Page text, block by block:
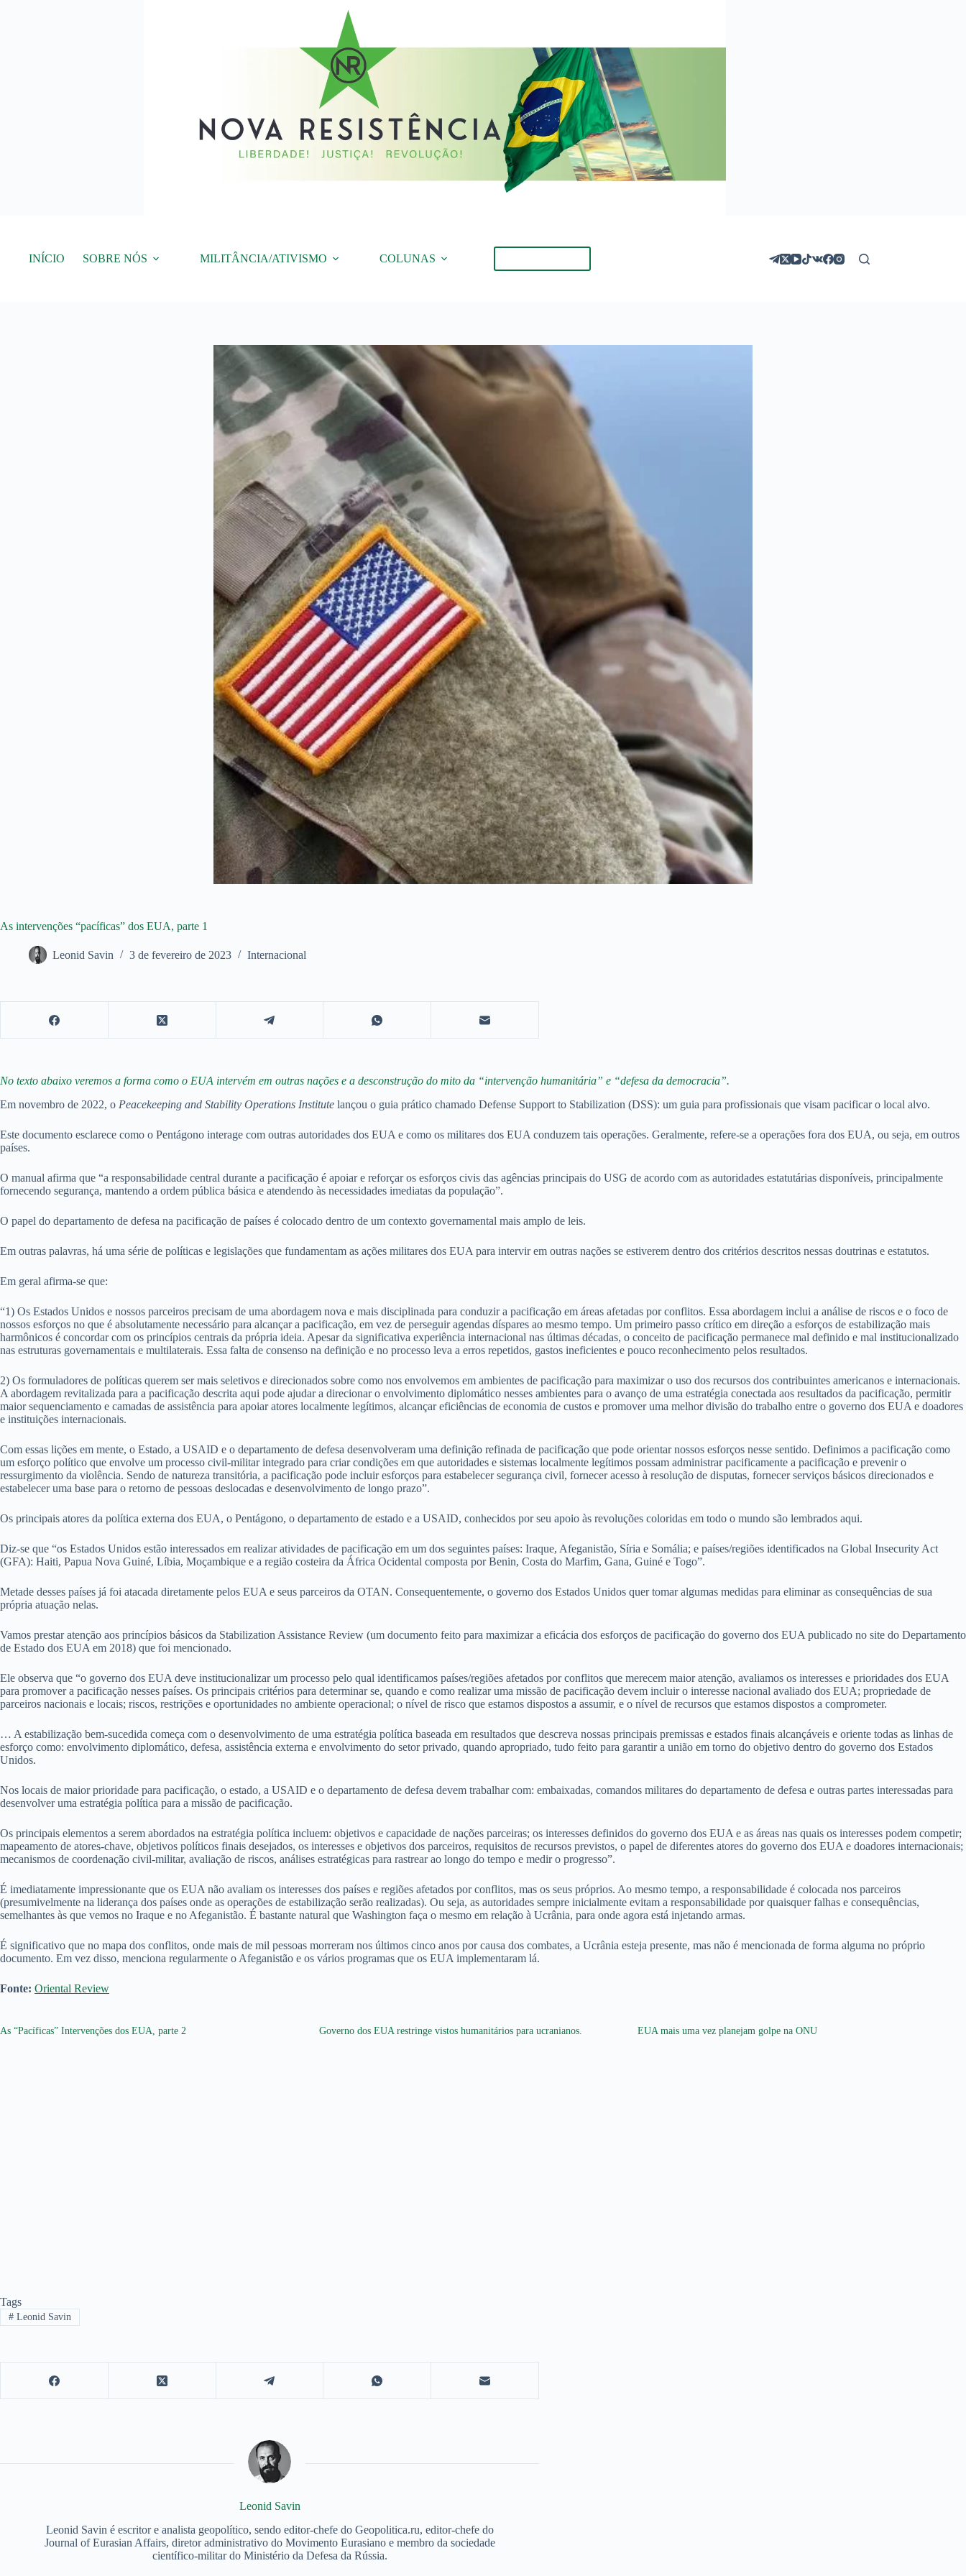
INÍCIO SOBRE NÓS MILITÂNCIA/ATIVISMO COLUNAS
As intervenções “pacíficas” dos EUA, parte 1
Leonid Savin 3 de fevereiro de 2023 Internacional
No texto abaixo veremos a forma como o EUA intervém em outras nações e a desconstrução do mito da “intervenção humanitária” e “defesa da democracia”.
Em novembro de 2022, o Peacekeeping and Stability Operations Institute lançou o guia prático chamado Defense Support to Stabilization (DSS): um guia para profissionais que visam pacificar o local alvo.
Este documento esclarece como o Pentágono interage com outras autoridades dos EUA e como os militares dos EUA conduzem tais operações. Geralmente, refere-se a operações fora dos EUA, ou seja, em outros
países.
O manual afirma que “a responsabilidade central durante a pacificação é apoiar e reforçar os esforços civis das agências principais do USG de acordo com as autoridades estatutárias disponíveis, principalmente
fornecendo segurança, mantendo a ordem pública básica e atendendo às necessidades imediatas da população”.
O papel do departamento de defesa na pacificação de países é colocado dentro de um contexto governamental mais amplo de leis.
Em outras palavras, há uma série de políticas e legislações que fundamentam as ações militares dos EUA para intervir em outras nações se estiverem dentro dos critérios descritos nessas doutrinas e estatutos.
Em geral afirma-se que:
“1) Os Estados Unidos e nossos parceiros precisam de uma abordagem nova e mais disciplinada para conduzir a pacificação em áreas afetadas por conflitos. Essa abordagem inclui a análise de riscos e o foco de
nossos esforços no que é absolutamente necessário para alcançar a pacificação, em vez de perseguir agendas díspares ao mesmo tempo. Um primeiro passo crítico em direção a esforços de estabilização mais
harmônicos é concordar com os princípios centrais da própria ideia. Apesar da significativa experiência internacional nas últimas décadas, o conceito de pacificação permanece mal definido e mal institucionalizado
nas estruturas governamentais e multilaterais. Essa falta de consenso na definição e no processo leva a erros repetidos, gastos ineficientes e pouco reconhecimento pelos resultados.
2) Os formuladores de políticas querem ser mais seletivos e direcionados sobre como nos envolvemos em ambientes de pacificação para maximizar o uso dos recursos dos contribuintes americanos e internacionais.
A abordagem revitalizada para a pacificação descrita aqui pode ajudar a direcionar o envolvimento diplomático nesses ambientes para o avanço de uma estratégia conectada aos resultados da pacificação, permitir
maior sequenciamento e camadas de assistência para apoiar atores localmente legítimos, alcançar eficiências de economia de custos e promover uma melhor divisão do trabalho entre o governo dos EUA e doadores
e instituições internacionais.
Com essas lições em mente, o Estado, a USAID e o departamento de defesa desenvolveram uma definição refinada de pacificação que pode orientar nossos esforços nesse sentido. Definimos a pacificação como
um esforço político que envolve um processo civil-militar integrado para criar condições em que autoridades e sistemas localmente legítimos possam administrar pacificamente a pacificação e prevenir o
ressurgimento da violência. Sendo de natureza transitória, a pacificação pode incluir esforços para estabelecer segurança civil, fornecer acesso à resolução de disputas, fornecer serviços básicos direcionados e
estabelecer uma base para o retorno de pessoas deslocadas e desenvolvimento de longo prazo”.
Os principais atores da política externa dos EUA, o Pentágono, o departamento de estado e a USAID, conhecidos por seu apoio às revoluções coloridas em todo o mundo são lembrados aqui.
Diz-se que “os Estados Unidos estão interessados ​​em realizar atividades de pacificação em um dos seguintes países: Iraque, Afeganistão, Síria e Somália; e países/regiões identificados na Global Insecurity Act
(GFA): Haiti, Papua Nova Guiné, Líbia, Moçambique e a região costeira da África Ocidental composta por Benin, Costa do Marfim, Gana, Guiné e Togo”.
Metade desses países já foi atacada diretamente pelos EUA e seus parceiros da OTAN. Consequentemente, o governo dos Estados Unidos quer tomar algumas medidas para eliminar as consequências de sua
própria atuação nelas.
Vamos prestar atenção aos princípios básicos da Stabilization Assistance Review (um documento feito para maximizar a eficácia dos esforços de pacificação do governo dos EUA publicado no site do Departamento
de Estado dos EUA em 2018) que foi mencionado.
Ele observa que “o governo dos EUA deve institucionalizar um processo pelo qual identificamos países/regiões afetados por conflitos que merecem maior atenção, avaliamos os interesses e prioridades dos EUA
para promover a pacificação nesses países. Os principais critérios para determinar se, quando e como realizar uma missão de pacificação devem incluir o interesse nacional avaliado dos EUA; propriedade de
parceiros nacionais e locais; riscos, restrições e oportunidades no ambiente operacional; o nível de risco que estamos dispostos a assumir, e o nível de recursos que estamos dispostos a comprometer.
… A estabilização bem-sucedida começa com o desenvolvimento de uma estratégia política baseada em resultados que descreva nossas principais premissas e estados finais alcançáveis ​​e oriente todas as linhas de
esforço como: envolvimento diplomático, defesa, assistência externa e envolvimento do setor privado, quando apropriado, tudo feito para garantir a união em torno do objetivo dentro do governo dos Estados
Unidos.
Nos locais de maior prioridade para pacificação, o estado, a USAID e o departamento de defesa devem trabalhar com: embaixadas, comandos militares do departamento de defesa e outras partes interessadas para
desenvolver uma estratégia política para a missão de pacificação.
Os principais elementos a serem abordados na estratégia política incluem: objetivos e capacidade de nações parceiras; os interesses definidos do governo dos EUA e as áreas nas quais os interesses podem competir;
mapeamento de atores-chave, objetivos políticos finais desejados, os interesses e objetivos dos parceiros, requisitos de recursos previstos, o papel de diferentes atores do governo dos EUA e doadores internacionais;
mecanismos de coordenação civil-militar, avaliação de riscos, análises estratégicas para rastrear ao longo do tempo e medir o progresso”.
É imediatamente impressionante que os EUA não avaliam os interesses dos países e regiões afetados por conflitos, mas os seus próprios. Ao mesmo tempo, a responsabilidade é colocada nos parceiros
(presumivelmente na liderança dos países onde as operações de estabilização serão realizadas). Ou seja, as autoridades sempre inicialmente evitam a responsabilidade por quaisquer falhas e consequências,
semelhantes às que vemos no Iraque e no Afeganistão. É bastante natural que Washington faça o mesmo em relação à Ucrânia, para onde agora está injetando armas.
É significativo que no mapa dos conflitos, onde mais de mil pessoas morreram nos últimos cinco anos por causa dos combates, a Ucrânia esteja presente, mas não é mencionada de forma alguma no próprio
documento. Em vez disso, menciona regularmente o Afeganistão e os vários programas que os EUA implementaram lá.
Fonte: Oriental Review
As “Pacíficas” Intervenções dos EUA, parte 2 Governo dos EUA restringe vistos humanitários para ucranianos. EUA mais uma vez planejam golpe na ONU
Tags
#Leonid Savin
Leonid Savin
Leonid Savin é escritor e analista geopolítico, sendo editor-chefe do Geopolitica.ru, editor-chefe do
Journal of Eurasian Affairs, diretor administrativo do Movimento Eurasiano e membro da sociedade
científico-militar do Ministério da Defesa da Rússia.